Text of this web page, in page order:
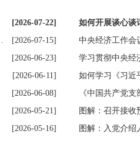
[2026-07-22]
[2026-07-15]
[2026-06-23]
[2026-06-11]
[2026-06-08]
[2026-05-21]
[2026-05-16]
如何开展谈心谈
中央经济工作会
学习贯彻中央经
如何学习《习近
《中国共产党
图解：召开接收
图解：入党介绍